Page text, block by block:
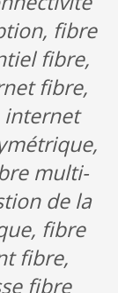
fibre
fibre,
fibre,
multi-
de la
fibre
fibre,
fibre